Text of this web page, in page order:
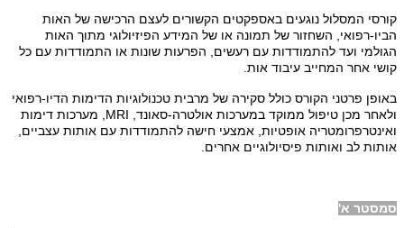
קורסי המסלול נוגעים באספקטים הקשורים לעצם הרכישה של האות
הביו-רפואי, השחזור של תמונה או של המידע הפיזיולוגי מתוך האות
הגולמי ועד להתמודדות עם רעשים, הפרעות שונות או התמודדות עם כל
קושי אחר המחייב עיבוד אות.
באופן פרטני הקורס כולל סקירה של מרבית טכנולוגיות הדימות הדיו-רפואי
ולאחר מכן טיפול ממוקד במערכות אולטרה-סאונד, MRI , מערכות דימות
ואינטרפרומטריה אופטיות, אמצעי חישה להתמודדות עם אותות עצביים,
אותות לב ואותות פיסיולוגיים אחרים.
סמסטר א'